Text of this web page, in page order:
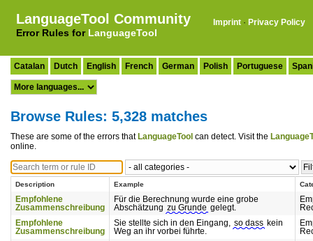
LanguageTool Community
Error Rules for LanguageTool
Imprint · Privacy Policy
Catalan Dutch English French German Polish Portuguese
Browse Rules: 5,328 matches
These are some of the errors that LanguageTool can detect. Visit the
online.
Description Example
Empfohlene
Zusammenschreibung
Für die Berechnung wurde eine grobe
Abschätzung zu Grunde gelegt.
Empfohlene
Zusammenschreibung
Sie stellte sich in den Eingang, so dass kein
Weg an ihr vorbei führte.